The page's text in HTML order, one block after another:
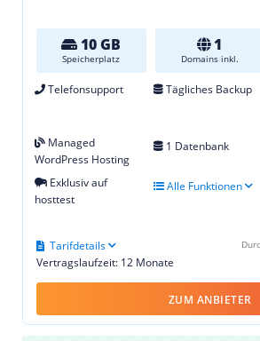
10 GB
Speicherplatz
1
Domains inkl.
Telefonsupport Tägliches Backup
Managed
WordPress Hosting
1 Datenbank
Exklusiv auf
hosttest
Alle Funktionen
Vertragslaufzeit: 12 Monate
Tarifdetails
ZUM ANBIETER